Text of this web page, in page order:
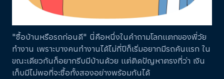
"ซื้อบ้านหรือรถก่อนดี" นี่คือหนึ่งในคำถามโลกแตกของพี่วัย
ทำงาน เพราะบางคนทำงานได้ไม่กี่ปีก็เริ่มอยากมีรถคันแรก ใน
ขณะเดียวกันก็อยากรีบมีบ้านด้วย แต่ติดปัญหาตรงที่ว่า เงิน
เก็บมีไม่พอที่จะซื้อทั้งสองอย่างพร้อมกันได้